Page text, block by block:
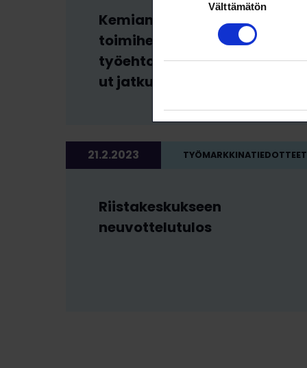
Välttämätön
Kemian ylempien
toimihenkilöiden
työehtosopimusneuvottel
ut jatkuivat
21.2.2023 TYÖMARKKINATIEDOTTEET
Riistakeskukseen
neuvottelutulos